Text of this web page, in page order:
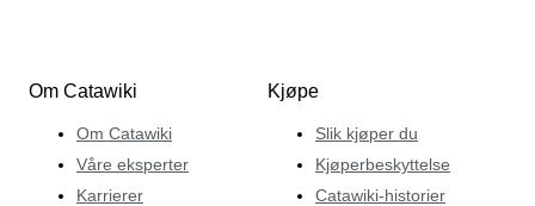
Om Catawiki
Om Catawiki
Våre eksperter
Karrierer
Kjøpe
Slik kjøper du
Kjøperbeskyttelse
Catawiki-historier